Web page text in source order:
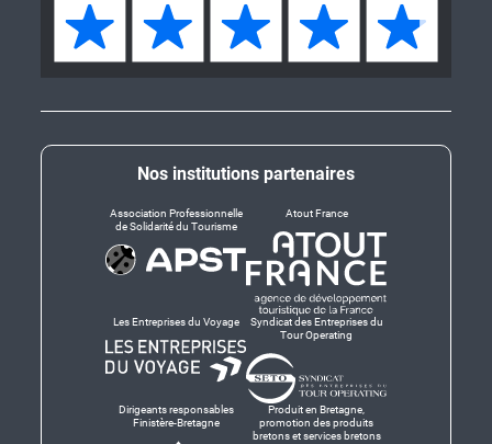
Nos institutions partenaires
Association Professionnelle
de Solidarité du Tourisme
Atout France
Les Entreprises du Voyage
Syndicat des Entreprises du
Tour Operating
Dirigeants responsables
Finistère-Bretagne
Produit en Bretagne,
promotion des produits
bretons et services bretons